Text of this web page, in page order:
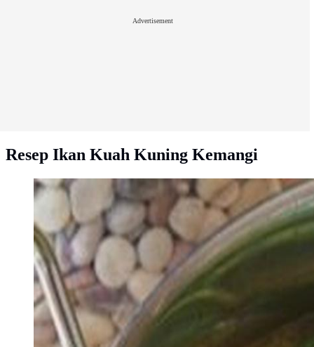
Advertisement
Resep Ikan Kuah Kuning Kemangi